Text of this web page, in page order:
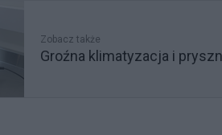
Zobacz także
Groźna klimatyzacja i